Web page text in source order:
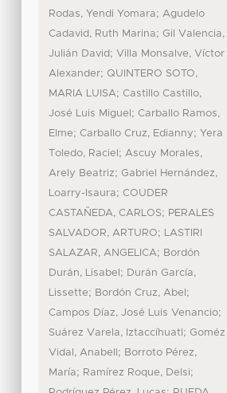
Rodas, Yendi Yomara; Agudelo
Cadavid, Ruth Marina; Gil Valencia,
Julián David; Villa Monsalve, Víctor
Alexander; QUINTERO SOTO,
MARIA LUISA; Castillo Castillo,
José Luis Miguel ; Carballo Ramos,
Elme; Carballo Cruz, Edianny; Yera
Toledo, Raciel ; Ascuy Morales,
Arely Beatriz; Gabriel Hernández,
Loarry-Isaura; COUDER
CASTAÑEDA, CARLOS; PERALES
SALVADOR, ARTURO; LASTIRI
SALAZAR, ANGELICA; Bordón
Durán, Lisabel ; Durán García,
Lissette; Bordón Cruz, Abel ;
Campos Díaz, José Luis Venancio;
Suárez Varela, Iztaccíhuatl ; Goméz
Vidal, Anabell
; Borroto Pérez,
María; Ramírez Roque, Delsi;